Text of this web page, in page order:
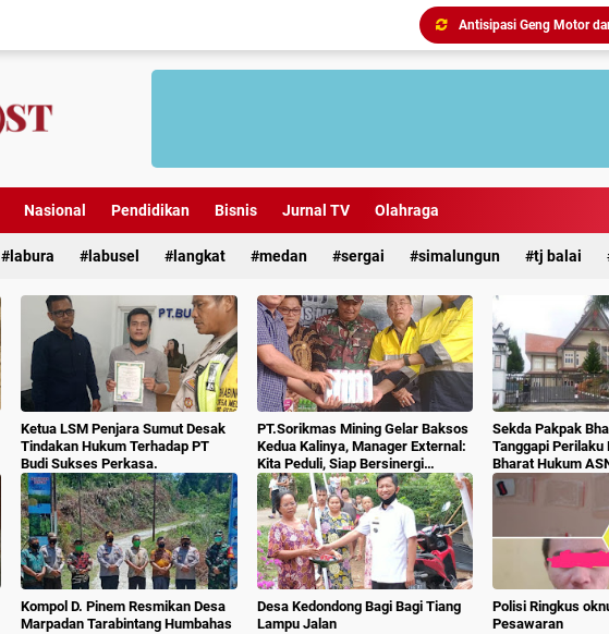
Antisipasi Geng Motor
Nasional Pendidikan Bisnis Jurnal TV Olahraga
labura labusel langkat medan sergai simalungun tj balai
Ketua LSM Penjara Sumut Desak
Tindakan Hukum Terhadap PT
Budi Sukses Perkasa.
PT.Sorikmas Mining Gelar Baksos
Kedua Kalinya, Manager External:
Kita Peduli, Siap Bersinergi
Dengan Pemda & Masyarakat.
Sekda Pakpak
Tanggapi Perilaku
Bharat Hukum
Kompol D. Pinem Resmikan Desa
Marpadan Tarabintang Humbahas
Desa Kedondong Bagi Bagi Tiang
Lampu Jalan
Polisi Ringkus
Pesawaran